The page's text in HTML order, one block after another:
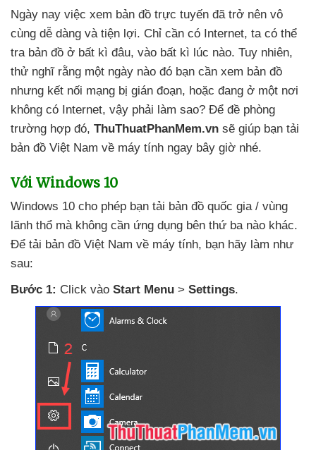
Ngày nay việc xem bản đồ trực tuyến đã trở nên vô
cùng dễ dàng và tiện lợi. Chỉ cần có Internet, ta có thể
tra bản đồ ở bất kì đâu, vào bất kì lúc nào. Tuy nhiên,
thử nghĩ rằng một ngày nào đó bạn cần xem bản đồ
nhưng kết nối mạng bị gián đoạn, hoặc đang ở một nơi
không có Internet, vậy phải làm sao? Để đề phòng
trường hợp đó, ThuThuatPhanMem.vn sẽ giúp bạn tải
bản đồ Việt Nam về máy tính ngay bây giờ nhé.
Với Windows 10
Windows 10 cho phép bạn tải bản đồ quốc gia / vùng
lãnh thổ mà không cần ứng dụng bên thứ ba nào khác.
Để tải bản đồ Việt Nam về máy tính, bạn hãy làm như
sau:
Bước 1: Click vào Start Menu > Settings.